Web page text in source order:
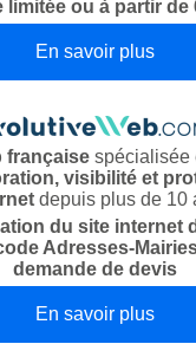
limitée ou à partir de
En savoir plus
françaisespécialisée
visibilité et
depuis plus de 10
du site internet
Adresses-
demande de devis
En savoir plus